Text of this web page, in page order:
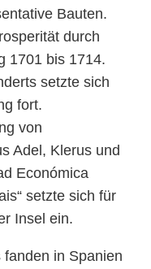
Bauten.
durch
1701 bis 1714.
setzte sich
fort.
von
Adel, Klerus und
Económica
setzte sich für
Insel ein.
in Spanien